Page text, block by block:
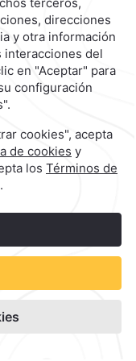
Real
1